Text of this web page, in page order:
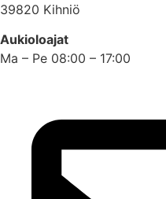
39820 Kihniö
Aukioloajat
Ma – Pe 08:00 – 17:00